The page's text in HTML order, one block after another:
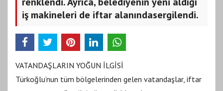
iş makineleri de iftar alanındasergilendi.
VATANDAŞLARIN YOĞUN İLGİSİ
Türkoğlu’nun tüm bölgelerinden gelen vatandaşlar, iftar